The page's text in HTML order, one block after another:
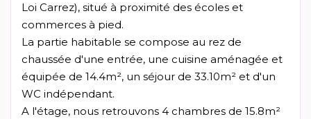
Loi Carrez), situé à proximité des écoles et
commerces à pied.
La partie habitable se compose au rez de
chaussée d'une entrée, une cuisine aménagée et
équipée de 14.4m², un séjour de 33.10m² et d'un
WC indépendant.
A l'étage, nous retrouvons 4 chambres de 15.8m²